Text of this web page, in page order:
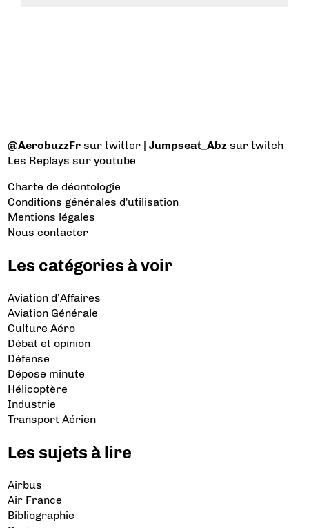
@AerobuzzFr sur twitter |Jumpseat_Abz sur twitch
Les Replays sur youtube
Charte de déontologie
Conditions générales d'utilisation
Mentions légales
Nous contacter
Les catégories à voir
Aviation d’Affaires
Aviation Générale
Culture Aéro
Débat et opinion
Défense
Dépose minute
Hélicoptère
Industrie
Transport Aérien
Les sujets à lire
Airbus
Air France
Bibliographie